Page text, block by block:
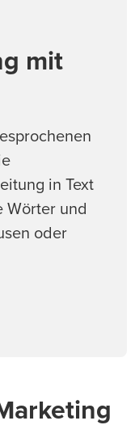
mit
in Text
Wörter und
oder